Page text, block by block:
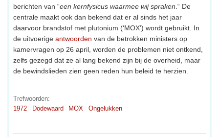
berichten van “een kernfysicus waarmee wij spraken .“ De
centrale maakt ook dan bekend dat er al sinds het jaar
daarvoor brandstof met plutonium (‘MOX’) wordt gebruikt. In
de uitvoerige antwoorden van de betrokken ministers op
kamervragen op 26 april, worden de problemen niet ontkend,
zelfs gezegd dat ze al lang bekend zijn bij de overheid, maar
de bewindslieden zien geen reden hun beleid te herzien.
Trefwoorden:
1972
Dodewaard MOX Ongelukken